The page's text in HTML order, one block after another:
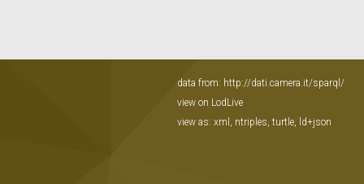
data from: http://dati.camera.it/sparql/
view on LodLive
view as: xml , ntriples, turtle, ld+json